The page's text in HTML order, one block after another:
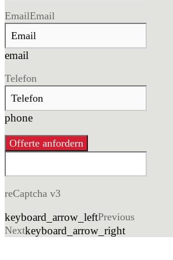
EmailEmail
email
Telefon
phone
Offerte anfordern
reCaptcha v3
keyboard_arrow_leftPrevious
Nextkeyboard_arrow_right